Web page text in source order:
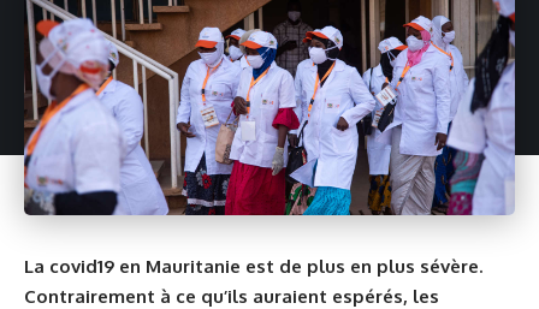
La covid19 en Mauritanie est de plus en plus sévère.
Contrairement à ce qu’ils auraient espérés, les